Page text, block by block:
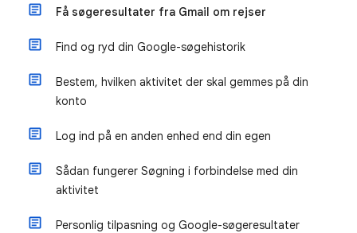
Få søgeresultater fra Gmail om rejser
Find og ryd din Google-søgehistorik
Bestem, hvilken aktivitet der skal gemmes på din
konto
Log ind på en anden enhed end din egen
Sådan fungerer Søgning i forbindelse med din
aktivitet
Personlig tilpasning og Google-søgeresultater